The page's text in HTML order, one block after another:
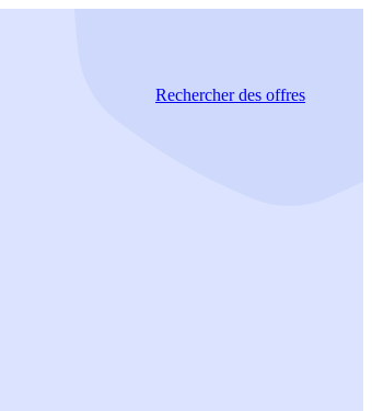
Rechercherdes offres